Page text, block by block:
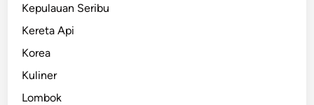
Kepulauan Seribu
Kereta Api
Korea
Kuliner
Lombok